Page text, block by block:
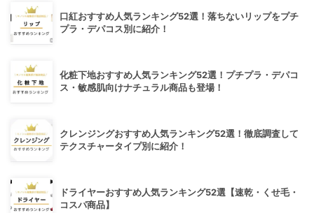
口紅おすすめ人気ランキング52選！落ちないリップをプチ
プラ・デパコス別に紹介！
化粧下地おすすめ人気ランキング52選！プチプラ・デパコ
ス・敏感肌向けナチュラル商品も登場！
クレンジングおすすめ人気ランキング52選！徹底調査して
テクスチャータイプ別に紹介！
ドライヤーおすすめ人気ランキング52選【速乾・くせ毛・
コスパ商品】